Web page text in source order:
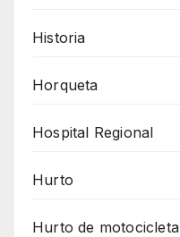
Historia
Horqueta
Hospital Regional
Hurto
Hurto de motocicleta